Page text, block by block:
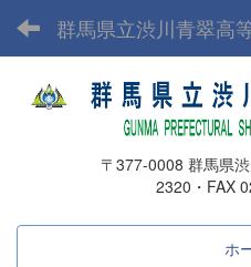
群馬県立渋川青翠高
〒377-0008 群馬県渋川
2320・FAX
ホ